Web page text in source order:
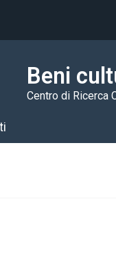
Beni
Centro di Ricerca